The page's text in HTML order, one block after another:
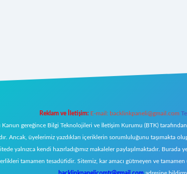
Reklam ve İletişim: E-mail: backlinkpaneli@gmail.com
Kanun gereğince Bilgi Teknolojileri ve İletişim Kurumu (BTK)
Ancak, üyelerimiz yazdıkları içeriklerin sorumluluğunu taşımakta
yalnızca kendi hazırladığımız makaleler paylaşılmaktadır.
tamamen tesadüfidir. Sitemiz, kar amacı gütmeyen ve